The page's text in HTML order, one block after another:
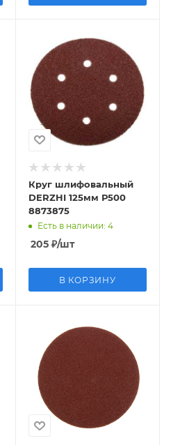
Круг шлифовальный
DERZHI 125мм Р500
8873875
Есть в наличии: 4
205₽/шт
В КОРЗИНУ